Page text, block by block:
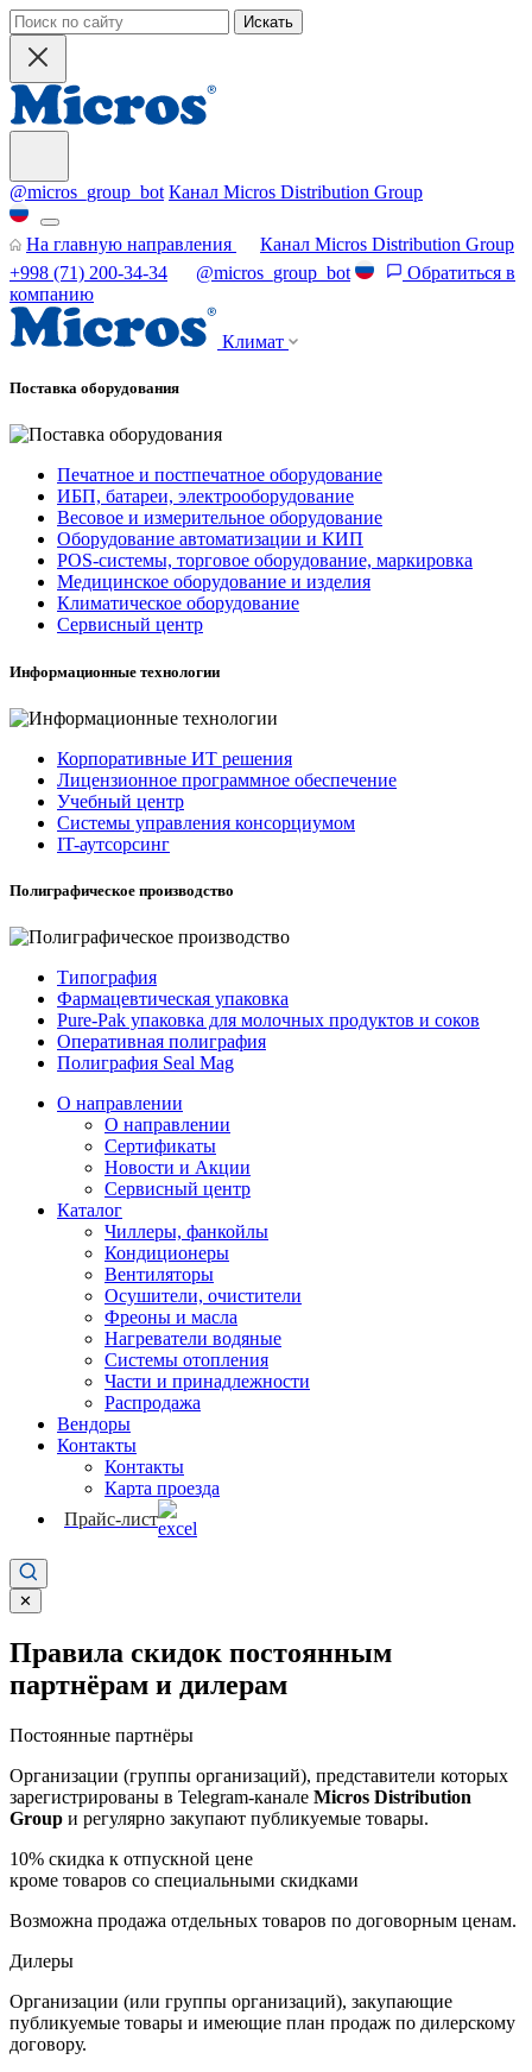
Искать
@micros_group_bot Канал Micros Distribution Group
На главную направления
Канал Micros Distribution Group
+998 (71) 200-34-34
@micros_group_bot
Обратиться в
компанию
Климат
Поставка оборудования
Печатное и постпечатное оборудование
ИБП, батареи, электрооборудование
Весовое и измерительное оборудование
Оборудование автоматизации и КИП
POS-системы, торговое оборудование, маркировка
Медицинское оборудование и изделия
Климатическое оборудование
Сервисный центр
Информационные технологии
Корпоративные ИТ решения
Лицензионное программное обеспечение
Учебный центр
Системы управления консорциумом
IT-аутсорсинг
Полиграфическое производство
Типография
Фармацевтическая упаковка
Pure-Pak упаковка для молочных продуктов и соков
Оперативная полиграфия
Полиграфия Seal Mag
О направлении
О направлении
Сертификаты
Новости и Акции
Сервисный центр
Каталог
Чиллеры, фанкойлы
Кондиционеры
Вентиляторы
Осушители, очистители
Фреоны и масла
Нагреватели водяные
Системы отопления
Части и принадлежности
Раcпродажа
Вендоры
Контакты
Контакты
Карта проезда
Прайс-лист
✕
Правила скидок постоянным
партнёрам и дилерам
Постоянные партнёры
Организации (группы организаций), представители которых
зарегистрированы в Telegram-канале Micros Distribution
Group и регулярно закупают публикуемые товары.
10% скидка к отпускной цене
кроме товаров со специальными скидками
Возможна продажа отдельных товаров по договорным ценам.
Дилеры
Организации (или группы организаций), закупающие
публикуемые товары и имеющие план продаж по дилерскому
договору.